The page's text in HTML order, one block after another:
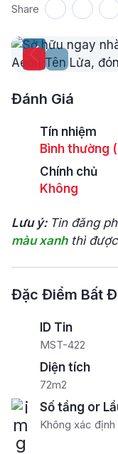
Share
Đánh Giá
Tín nhiệm
Bình thường
Chính chủ
Không
Lưu ý: Tin đăng
màu xanhthì được
Đặc Điểm Bất
ID Tin
MST-422
Diện tích
72m2
Số tầng or
Không xác định